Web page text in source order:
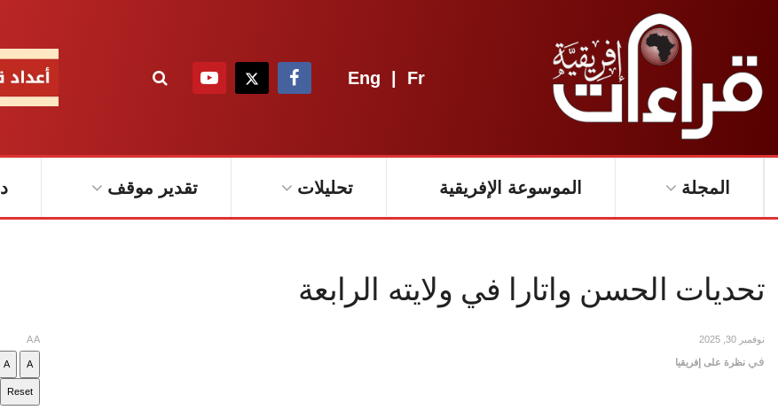
Eng | Fr
المجلة الموسوعة الإفريقية تحليلات تقدير موقف
تحديات الحسن واتارا في ولايته الرابعة
نوفمبر 30, 2025
في نظرة على إفريقيا
AA
A
A
Reset